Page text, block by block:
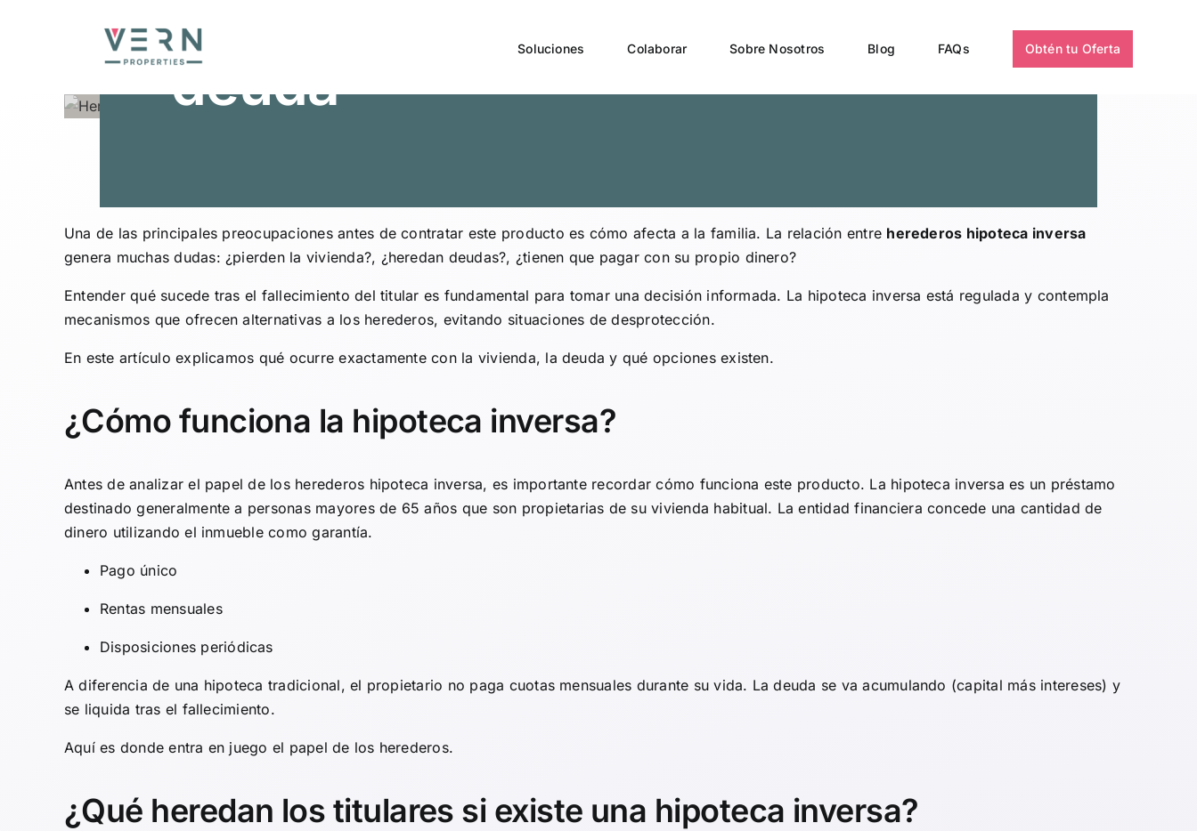
Soluciones Colaborar Sobre Nosotros Blog FAQs Obtén tu Oferta
ocurre con la vivienda y la
deuda
Una de las principales preocupaciones antes de contratar este producto es cómo afecta a la familia. La relación entre herederos hipoteca inversa
genera muchas dudas: ¿pierden la vivienda?, ¿heredan deudas?, ¿tienen que pagar con su propio dinero?
Entender qué sucede tras el fallecimiento del titular es fundamental para tomar una decisión informada. La hipoteca inversa está regulada y contempla
mecanismos que ofrecen alternativas a los herederos, evitando situaciones de desprotección.
En este artículo explicamos qué ocurre exactamente con la vivienda, la deuda y qué opciones existen.
¿Cómo funciona la hipoteca inversa?
Antes de analizar el papel de los herederos hipoteca inversa, es importante recordar cómo funciona este producto. La hipoteca inversa es un préstamo
destinado generalmente a personas mayores de 65 años que son propietarias de su vivienda habitual. La entidad financiera concede una cantidad de
dinero utilizando el inmueble como garantía.
Pago único
Rentas mensuales
Disposiciones periódicas
A diferencia de una hipoteca tradicional, el propietario no paga cuotas mensuales durante su vida. La deuda se va acumulando (capital más intereses) y
se liquida tras el fallecimiento.
Aquí es donde entra en juego el papel de los herederos.
¿Qué heredan los titulares si existe una hipoteca inversa?